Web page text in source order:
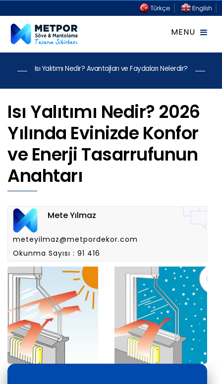
Isı Yalıtımı Nedir? Avantajları ve Faydaları Nelerdir?
Isı Yalıtımı Nedir? 2026
Yılında Evinizde Konfor
ve Enerji Tasarrufunun
Anahtarı
Mete Yılmaz
meteyilmaz@metpordekor.com
Okunma Sayısı : 91 416